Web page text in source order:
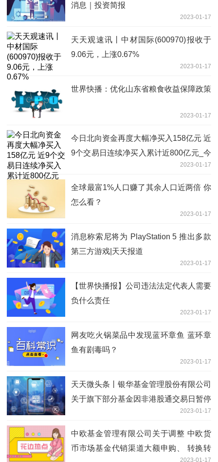
消息｜投资简报
2023-01-17
天天观速讯丨中材国际(600970)报收于
9.06元，上涨0.67%
2023-01-17
世界快播：优化山东省粮食收益保障政策
2023-01-17
今日北向资金再度大幅净买入158亿元 近
9个交易日连续净买入累计近800亿元_今
2023-01-17
全球最富1%人口赚了其余人口近两倍 你
怎么看？
2023-01-17
消息称索尼将为 PlayStation 5 推出多款
第三方游戏|天天报道
2023-01-17
【世界快播报】公司违法法定代表人需要
负什么责任
2023-01-17
网友吃火锅菜品中发现蓝环章鱼 蓝环章
鱼有剧毒吗？
2023-01-17
天天微头条丨银华基金管理股份有限公司
关于旗下部分基金因非港股通交易日暂停
及恢复申购、赎回、转换（如有）及定期
定额投资业务的公告
2023-01-17
中欧基金管理有限公司关于调整 中欧货
币市场基金代销渠道大额申购、 转换转
2023-01-17